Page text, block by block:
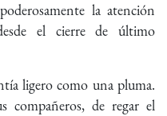
la atención
el cierre de último
ligero como una pluma.
compañeros, de regar el